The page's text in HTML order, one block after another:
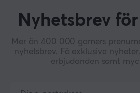
Nyhetsbrev
Mer än 400 000 gamers
nyhetsbrev. Få exklusiva
erbjudanden samt